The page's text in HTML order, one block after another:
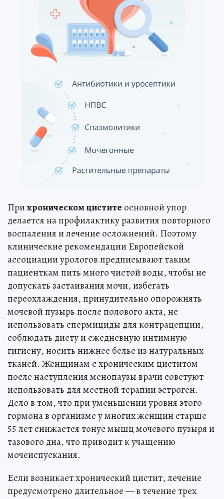
Прихроническом цистите основной упор
делается на профилактику развития повторного
воспаления и лечение осложнений. Поэтому
клинические рекомендации Европейской
ассоциации урологов предписывают таким
пациенткам пить много чистой воды, чтобы не
допускать застаивания мочи, избегать
переохлаждения, принудительно опорожнять
мочевой пузырь после полового акта, не
использовать спермициды для контрацепции,
соблюдать диету и ежедневную интимную
гигиену, носить нижнее белье из натуральных
тканей. Женщинам с хроническим циститом
после наступления менопаузы врачи советуют
использовать для местной терапии эстроген.
Дело в том, что при уменьшении уровня этого
гормона в организме у многих женщин старше
55 лет снижается тонус мышц мочевого пузыря и
тазового дна, что приводит к учащению
мочеиспускания.
Если возникает хронический цистит, лечение
предусмотрено длительное — в течение трех